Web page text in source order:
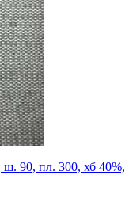
ш. 90, пл. 300, хб 40%,